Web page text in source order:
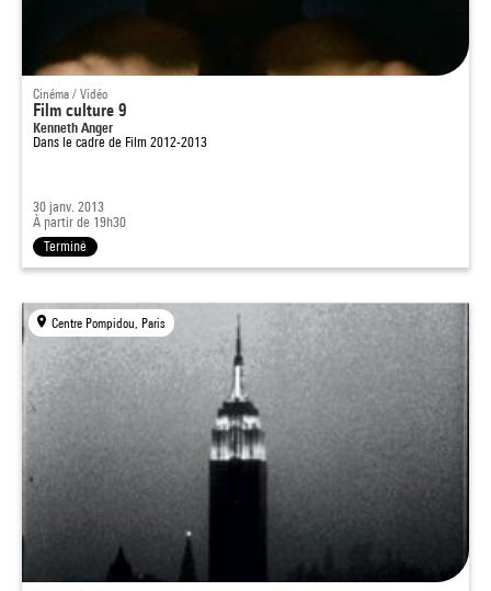
Cinéma / Vidéo
Film culture 9
Kenneth Anger
Dans le cadre de Film 2012-2013
30 janv. 2013
À partir de 19h30
Terminé
Centre Pompidou, Paris